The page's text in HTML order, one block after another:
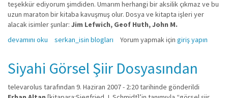
teşekkür ediyorum şimdiden. Umarım herhangi bir aksilik çıkmaz ve bu
uzun maraton bir kitaba kavuşmuş olur. Dosya ve kitapta işleri yer
alacak isimler şunlar: Jim Lefwich, Geof Huth, John M.
Yasakmeyve sayı:28 Eylül 2007 Dosya Konusu: Görsel Şiir hakkında
devamını oku serkan_isin blogları Yorum yapmak için giriş yapın
Siyahi Görsel Şiir Dosyasından
televarolus tarafından 9. Haziran 2007 - 2:20 tarihinde gönderildi